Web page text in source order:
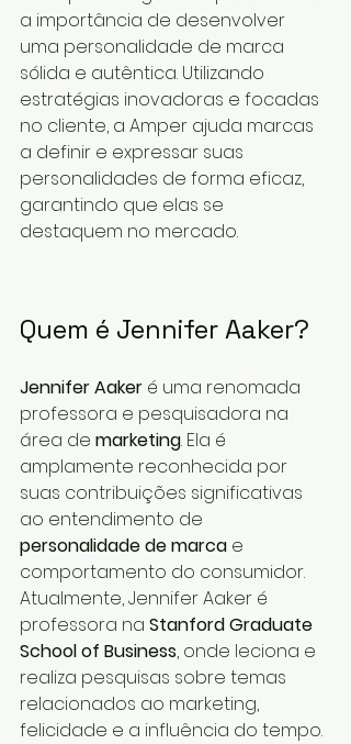
a importância de desenvolver
uma personalidade de marca
sólida e autêntica. Utilizando
estratégias inovadoras e focadas
no cliente, a Amper ajuda marcas
a definir e expressar suas
personalidades de forma eficaz,
garantindo que elas se
destaquem no mercado.
Quem é Jennifer Aaker?
Jennifer Aaker é uma renomada
professora e pesquisadora na
área de marketing. Ela é
amplamente reconhecida por
suas contribuições significativas
ao entendimento de
personalidade de marca e
comportamento do consumidor.
Atualmente, Jennifer Aaker é
professora na Stanford Graduate
School of Business, onde leciona e
realiza pesquisas sobre temas
relacionados ao marketing,
felicidade e a influência do tempo.